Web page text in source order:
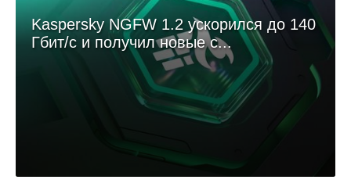
Kaspersky NGFW 1.2 ускорился до 140
Гбит/с и получил новые с...